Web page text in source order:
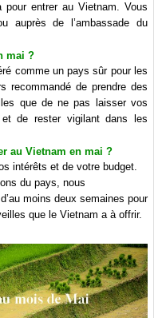
entrer au Vietnam. Vous
auprès de l’ambassade du
mai ?
comme un pays sûr pour les
recommandé de prendre des
que de ne pas laisser vos
de rester vigilant dans les
au Vietnam en mai ?
intérêts et de votre budget.
du pays, nous
moins deux semaines pour
que le Vietnam a à offrir.